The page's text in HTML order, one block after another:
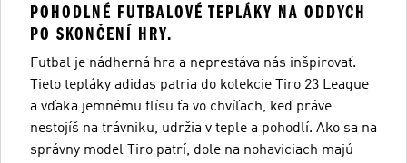
POHODLNÉ FUTBALOVÉ TEPLÁKY NA ODDYCH
PO SKONČENÍ HRY.
Futbal je nádherná hra a neprestáva nás inšpirovať.
Tieto tepláky adidas patria do kolekcie Tiro 23 League
a vďaka jemnému flísu ťa vo chvíľach, keď práve
nestojíš na trávniku, udržia v teple a pohodlí. Ako sa na
správny model Tiro patrí, dole na nohaviciach majú